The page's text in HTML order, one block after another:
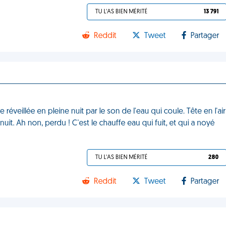
TU L'AS BIEN MÉRITÉ 13 791
Reddit Tweet Partager
en pleine nuit par le son de l'eau qui coule. Tête en l'air
Ah non, perdu ! C'est le chauffe eau qui fuit, et qui a noyé
TU L'AS BIEN MÉRITÉ 280
Reddit Tweet Partager